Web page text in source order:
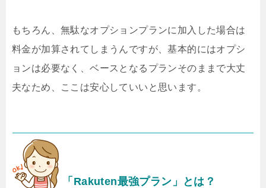
もちろん、無駄なオプションプランに加入した場合は
料金が加算されてしまうんですが、基本的にはオプシ
ョンは必要なく、ベースとなるプランそのままで大丈
夫なため、ここは安心していいと思います。
「Rakuten最強プラン」とは？